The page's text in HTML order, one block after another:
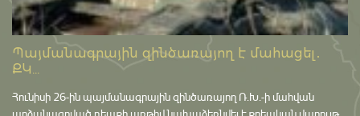
Պայմանագրային զինծառայող է մահացել․
ՔԿ...
Հունիսի 26-ին պայմանագրային զինծառայող Ռ.Խ.-ի մահվան